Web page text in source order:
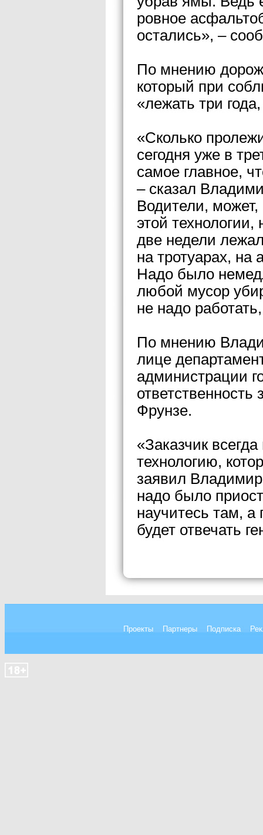
ровное
остались», –
По мнению
который при
«лежать три
«Сколько
сегодня уже в
самое главное,
– сказал
Водители, может,
этой технологии,
две недели
на тротуарах, на
Надо было
любой мусор
не надо
По мнению
лице
администрации
ответственность
Фрунзе.
«Заказчик
технологию,
заявил
надо было
научитесь там, а
будет отвечать
Проекты Партнеры Подписка